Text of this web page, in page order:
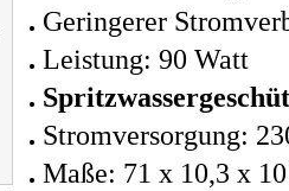
Geringerer
Leistung: 90 Watt
Stromversorgung:
Maße: 71 x 10,3 x